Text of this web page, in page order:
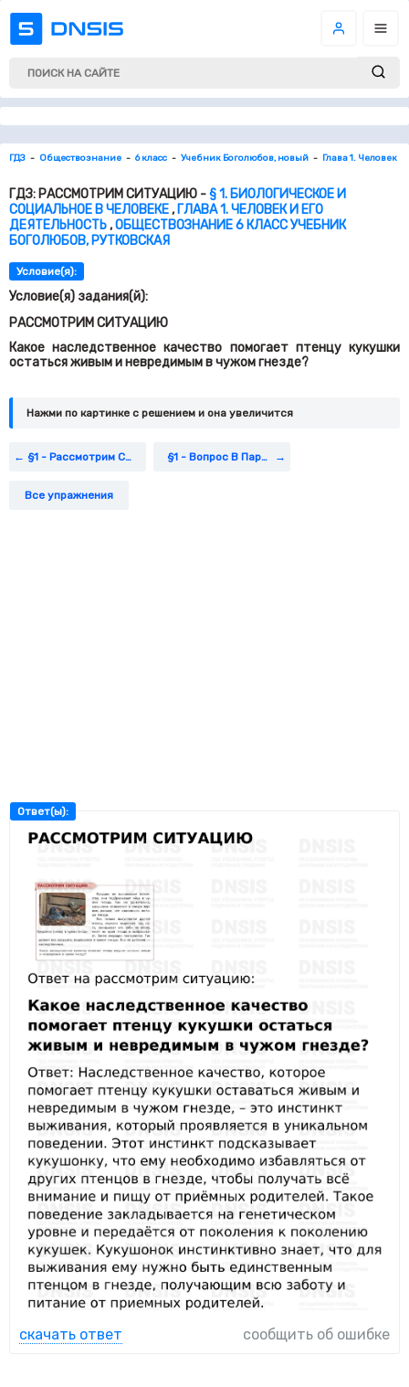
ГДЗ Обществознание 6 класс Учебник Боголюбов, новый Глава 1. Человек
ГДЗ: РАССМОТРИМ СИТУАЦИЮ -§ 1. БИОЛОГИЧЕСКОЕ И
СОЦИАЛЬНОЕ В ЧЕЛОВЕКЕ, ГЛАВА 1. ЧЕЛОВЕК И ЕГО
ДЕЯТЕЛЬНОСТЬ,ОБЩЕСТВОЗНАНИЕ 6 КЛАСС УЧЕБНИК
БОГОЛЮБОВ, РУТКОВСКАЯ
Условие(я):
Условие(я) задания(й):
РАССМОТРИМ СИТУАЦИЮ
Какое наследственное качество помогает птенцу кукушки
остаться живым и невредимым в чужом гнезде?
Нажми по картинке c решением и она увеличится
§1 - Рассмотрим Схему §1 - Вопрос В Параграфе
Все упражнения
Ответ(ы):
скачать ответ сообщить об ошибке